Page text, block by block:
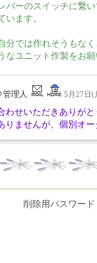
バーのスイッチに繋
います。
分では作れそうもなく
なユニット作製をお
管理人 5月27日(
わせいただきありがと
りませんが、個別オ
削除用パスワード